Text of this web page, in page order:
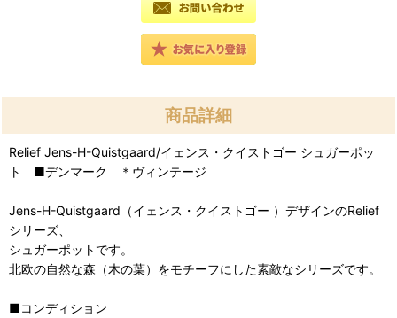
商品詳細
Relief Jens-H-Quistgaard/イェンス・クイストゴー シュガーポッ
ト ■デンマーク ＊ヴィンテージ
Jens-H-Quistgaard（イェンス・クイストゴー ）デザインのRelief
シリーズ、
シュガーポットです。
北欧の自然な森（木の葉）をモチーフにした素敵なシリーズです。
■コンディション